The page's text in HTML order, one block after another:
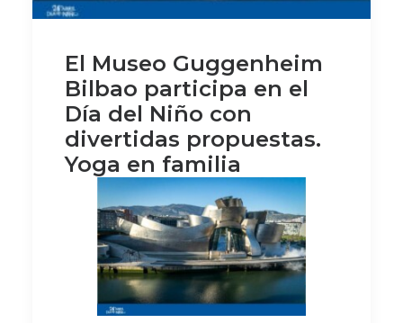
El Museo Guggenheim
Bilbao participa en el
Día del Niño con
divertidas propuestas.
Yoga en familia